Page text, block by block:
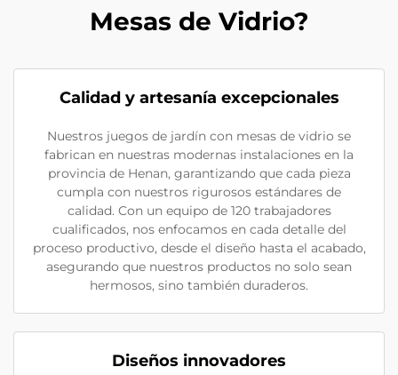
Mesas de Vidrio?
Calidad y artesanía excepcionales
Nuestros juegos de jardín con mesas de vidrio se
fabrican en nuestras modernas instalaciones en la
provincia de Henan, garantizando que cada pieza
cumpla con nuestros rigurosos estándares de
calidad. Con un equipo de 120 trabajadores
cualificados, nos enfocamos en cada detalle del
proceso productivo, desde el diseño hasta el acabado,
asegurando que nuestros productos no solo sean
hermosos, sino también duraderos.
Diseños innovadores